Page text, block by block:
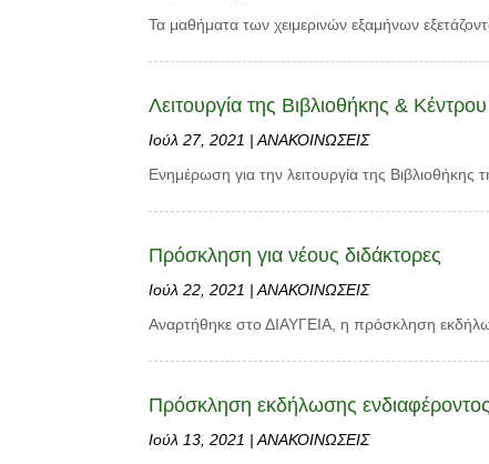
Τα μαθήματα των χειμερινών εξαμήνων
Λειτουργία της Βιβλιοθήκης &
Ιούλ 27, 2021 |ΑΝΑΚΟΙΝΩΣΕΙΣ
Ενημέρωση για την λειτουργία της
Πρόσκληση για νέους διδάκτορες
Ιούλ 22, 2021 |ΑΝΑΚΟΙΝΩΣΕΙΣ
Αναρτήθηκε στο ΔΙΑΥΓΕΙΑ, η πρόσκληση
Πρόσκληση εκδήλωσης ενδιαφέροντος
Ιούλ 13, 2021 |ΑΝΑΚΟΙΝΩΣΕΙΣ